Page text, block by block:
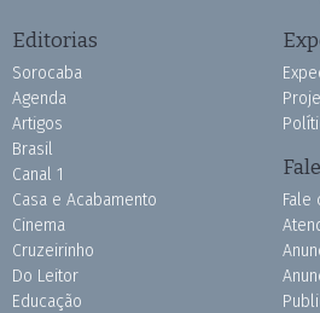
Editorias
Sorocaba
Agenda
Artigos
Brasil
Canal 1
Casa e Acabamento
Cinema
Cruzeirinho
Do Leitor
Educação
Fale